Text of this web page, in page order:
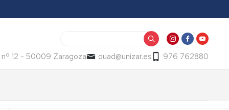
12 - 50009 Zaragoza ouad@unizar.es 976 762880